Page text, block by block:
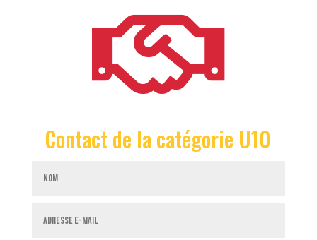

Contact de la catégorie U10